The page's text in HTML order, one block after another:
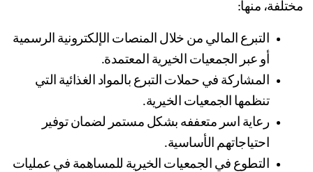
منها:
التبرع المالي من خلال المنصات الإلكترونية الرسمية
أو عبر الجمعيات الخيرية المعتمدة.
المشاركة في حملات التبرع بالمواد الغذائية التي
تنظمها الجمعيات الخيرية.
رعاية اسر متعففه بشكل مستمر لضمان توفير
احتياجاتهم الأساسية.
التطوع في الجمعيات الخيرية للمساهمة في عمليات